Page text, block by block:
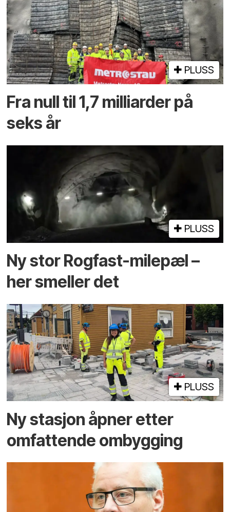
PLUSS
Fra null til 1,7 milliarder på
seks år
PLUSS
Ny stor Rogfast-milepæl –
her smeller det
PLUSS
Ny stasjon åpner etter
omfattende ombygging